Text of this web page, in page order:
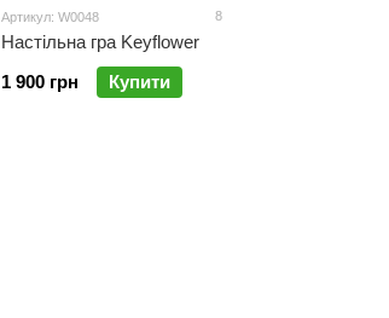
Артикул: W0048 8
Настільна гра Keyflower
1 900 грн
Купити